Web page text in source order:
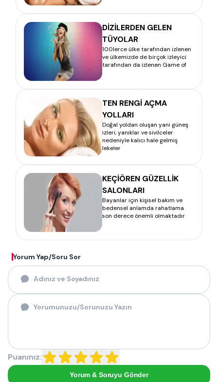
DİZİLERDEN GELEN
TÜYOLAR
100lerce ülke tarafından izlenen
ve ülkemizde de birçok izleyici
tarafından da izlenen Game of
TEN RENGİ AÇMA
YOLLARI
Doğal yoldan oluşan yani güneş
izleri, yanıklar ve sivilceler
nedeniyle kalıcı hale gelmiş
lekeler
KEÇİÖREN GÜZELLİK
SALONLARI
Bayanlar için kişisel bakım ve
bedensel anlamda rahatlama
son derece önemli olmaktadır
Yorum Yap/Soru Sor
Puanınız:
Yorum & Soruyu Gönder